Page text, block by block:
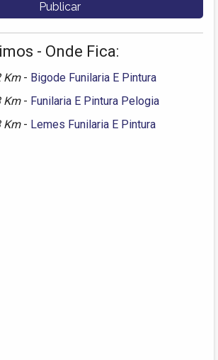
- Onde Fica:
Km - Bigode Funilaria E Pintura
Km - Funilaria E Pintura Pelogia
Km - Lemes Funilaria E Pintura